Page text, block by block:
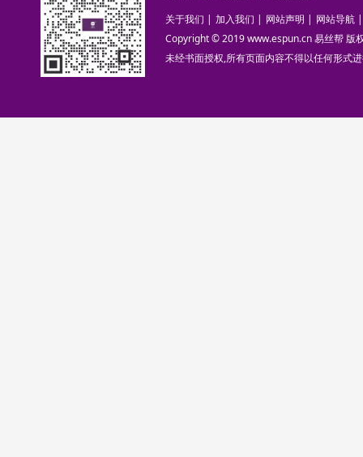
关于我们 | 加入我们 | 网站声明 | 网站导航 |
Copyright © 2019 www.espun.cn 易丝帮 版
未经书面授权,所有页面内容不得以任何形式